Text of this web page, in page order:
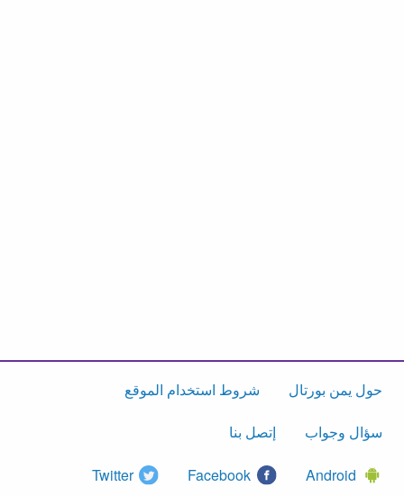
حول يمن بورتال شروط استخدام الموقع
سؤال وجواب إتصل بنا
Android
Facebook
Twitter